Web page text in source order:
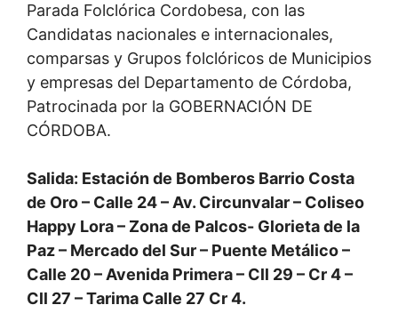
Parada Folclórica Cordobesa, con las
Candidatas nacionales e internacionales,
comparsas y Grupos folclóricos de Municipios
y empresas del Departamento de Córdoba,
Patrocinada por la GOBERNACIÓN DE
CÓRDOBA.
Salida: Estación de Bomberos Barrio Costa
de Oro – Calle 24 – Av. Circunvalar – Coliseo
Happy Lora – Zona de Palcos- Glorieta de la
Paz – Mercado del Sur – Puente Metálico –
Calle 20 – Avenida Primera – Cll 29 – Cr 4 –
Cll 27 – Tarima Calle 27 Cr 4.